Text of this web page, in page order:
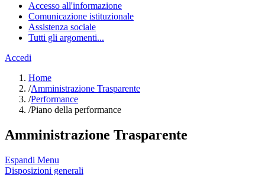
Accesso all'informazione
Comunicazione istituzionale
Assistenza sociale
Tutti gli argomenti...
Accedi
Home
/Amministrazione Trasparente
/Performance
/Piano della performance
Amministrazione Trasparente
Espandi Menu
Disposizioni generali